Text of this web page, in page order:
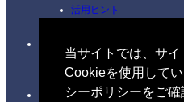
活用ヒント
コードを覚える
練習
イヤートレーニング
当サイトでは、サ
Cookieを使用して
シーポリシーをご確